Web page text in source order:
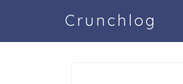
Crunchlog